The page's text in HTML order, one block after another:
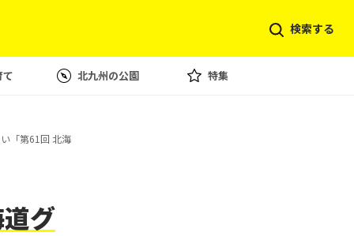
検索する
て 北九州の公園 特集
「第61回 北海
グ